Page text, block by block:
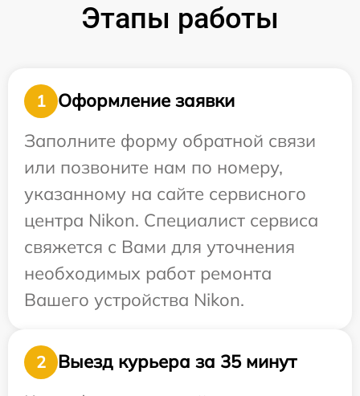
Этапы работы
1
Оформление заявки
Заполните форму обратной связи
или позвоните нам по номеру,
указанному на сайте сервисного
центра Nikon. Специалист сервиса
свяжется с Вами для уточнения
необходимых работ ремонта
Вашего устройства Nikon.
2
Выезд курьера за 35 минут